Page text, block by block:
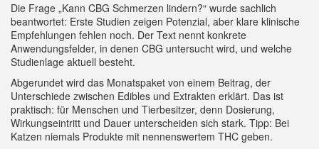
Die Frage „Kann CBG Schmerzen lindern?“ wurde sachlich
beantwortet: Erste Studien zeigen Potenzial, aber klare klinische
Empfehlungen fehlen noch. Der Text nennt konkrete
Anwendungsfelder, in denen CBG untersucht wird, und welche
Studienlage aktuell besteht.
Abgerundet wird das Monatspaket von einem Beitrag, der
Unterschiede zwischen Edibles und Extrakten erklärt. Das ist
praktisch: für Menschen und Tierbesitzer, denn Dosierung,
Wirkungseintritt und Dauer unterscheiden sich stark. Tipp: Bei
Katzen niemals Produkte mit nennenswertem THC geben.